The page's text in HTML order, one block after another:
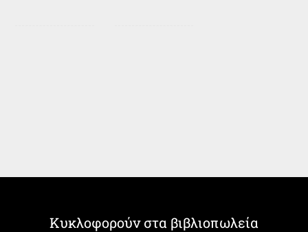
Κυκλοφορούν στα βιβλιοπωλεία